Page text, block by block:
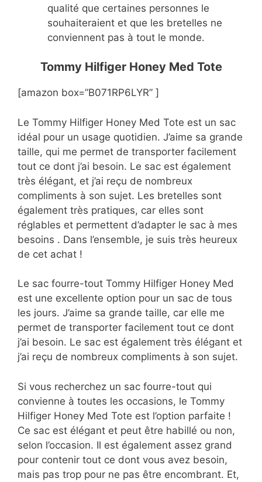
qualité que certaines personnes le
souhaiteraient et que les bretelles ne
conviennent pas à tout le monde.
Tommy Hilfiger Honey Med Tote
[amazon box=”B071RP6LYR” ]
Le Tommy Hilfiger Honey Med Tote est un sac
idéal pour un usage quotidien. J’aime sa grande
taille, qui me permet de transporter facilement
tout ce dont j’ai besoin. Le sac est également
très élégant, et j’ai reçu de nombreux
compliments à son sujet. Les bretelles sont
également très pratiques, car elles sont
réglables et permettent d’adapter le sac à mes
besoins . Dans l’ensemble, je suis très heureux
de cet achat !
Le sac fourre-tout Tommy Hilfiger Honey Med
est une excellente option pour un sac de tous
les jours. J’aime sa grande taille, car elle me
permet de transporter facilement tout ce dont
j’ai besoin. Le sac est également très élégant et
j’ai reçu de nombreux compliments à son sujet.
Si vous recherchez un sac fourre-tout qui
convienne à toutes les occasions, le Tommy
Hilfiger Honey Med Tote est l’option parfaite !
Ce sac est élégant et peut être habillé ou non,
selon l’occasion. Il est également assez grand
pour contenir tout ce dont vous avez besoin,
mais pas trop pour ne pas être encombrant. Et,